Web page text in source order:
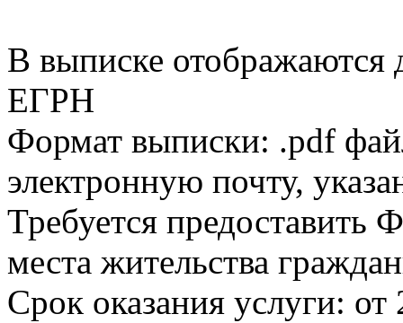
В выписке
ЕГРН
Формат выписки: .pdf
электронную почту,
Требуется
места жительства
Срок оказания услуги: от